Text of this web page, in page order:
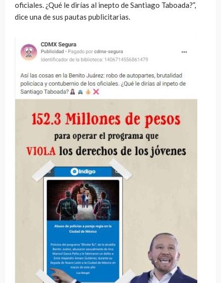
oficiales. ¿Qué le dirías al inepto de Santiago Taboada?”,
dice una de sus pautas publicitarias.